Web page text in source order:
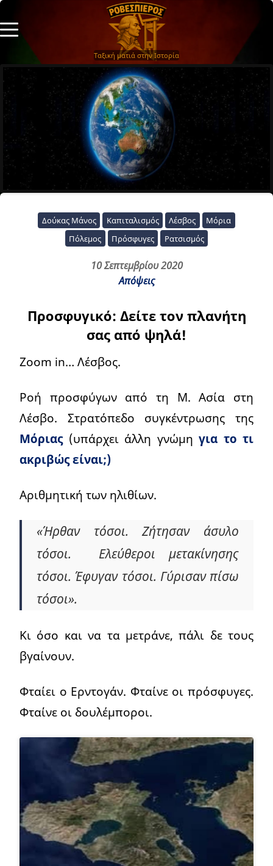
Ταξική ματιά στην Ιστορία
Δούκας Μάνος Καπιταλισμός Λέσβος
Μόρια
Πόλεμος
Πρόσφυγες Ρατσισμός
10 Σεπτεμβρίου 2020
Απόψεις
Προσφυγικό: Δείτε τον πλανήτη
σας από ψηλά!
Ζoom in… Λέσβος.
Ροή προσφύγων από τη Μ. Ασία στη
Λέσβο. Στρατόπεδο συγκέντρωσης της
Μόριας (υπάρχει άλλη γνώμη για το τι
ακριβώς είναι;)
Αριθμητική των ηλιθίων.
«Ήρθαν τόσοι. Ζήτησαν άσυλο
τόσοι. Ελεύθεροι μετακίνησης
τόσοι. Έφυγαν τόσοι. Γύρισαν πίσω
τόσοι».
Κι όσο και να τα μετράνε, πάλι δε τους
βγαίνουν.
Φταίει ο Ερντογάν. Φταίνε οι πρόσφυγες.
Φταίνε οι δουλέμποροι.